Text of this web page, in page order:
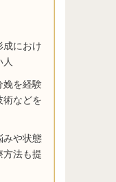
成におけ
娩を経験
術などを
みや状態
方法も提